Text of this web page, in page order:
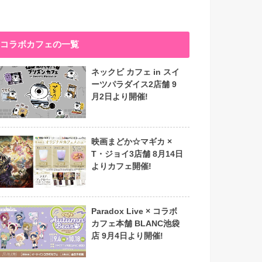
コラボカフェの一覧
ネックビ カフェ in スイ
ーツパラダイス2店舗 9
月2日より開催!
映画まどか☆マギカ ×
T・ジョイ3店舗 8月14日
よりカフェ開催!
Paradox Live × コラボ
カフェ本舗 BLANC池袋
店 9月4日より開催!